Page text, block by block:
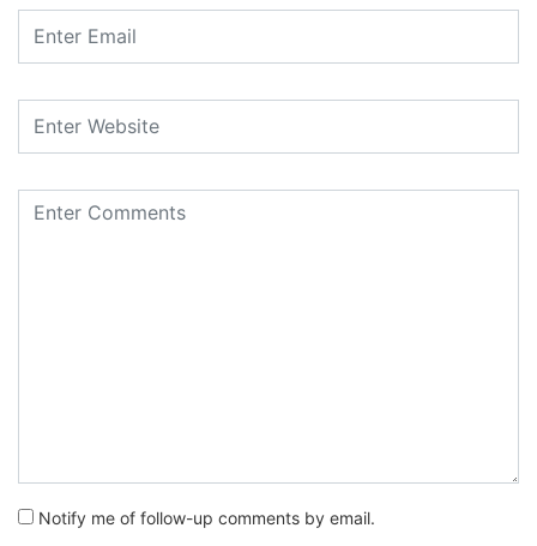
Notify me of follow-up comments by email.